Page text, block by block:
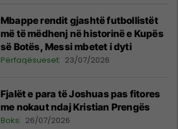
Mbappe rendit gjashtë futbollistët
më të mëdhenj në historinë e Kupës
së Botës, Messi mbetet i dyti
Përfaqësueset 23/07/2026
Fjalët e para të Joshuas pas fitores
me nokaut ndaj Kristian Prengës
Boks 26/07/2026